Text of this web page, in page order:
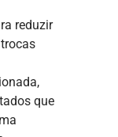
reduzir
que